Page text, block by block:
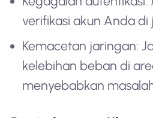
verifikasi akun Anda di
Kemacetan jaringan:
kelebihan beban di
menyebabkan